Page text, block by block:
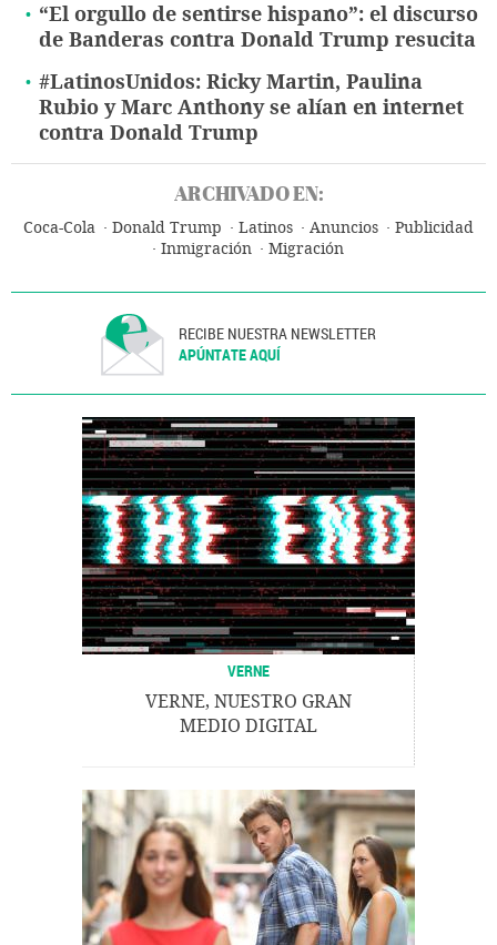
“El orgullo de sentirse hispano”: el discurso
de Banderas contra Donald Trump resucita
#LatinosUnidos: Ricky Martin, Paulina
Rubio y Marc Anthony se alían en internet
contra Donald Trump
ARCHIVADO EN:
Coca-Cola Donald Trump Latinos Anuncios
Publicidad
Inmigración
Migración
RECIBE NUESTRA NEWSLETTER
APÚNTATE AQUÍ
VERNE
VERNE, NUESTRO GRAN
MEDIO DIGITAL